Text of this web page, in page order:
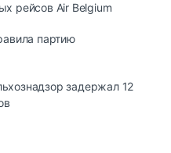
рейсов Air Belgium
партию
задержал 12